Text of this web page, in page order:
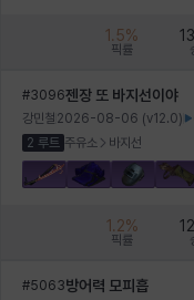
1.5%
픽률
#3096젠장 또 바지선이야
강민철 2026-08-06 (v12.0)
2 루트 주유소 바지선
1.2%
픽률
#5063방어력 모피흡